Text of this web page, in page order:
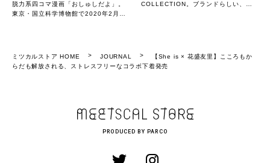
脱力系四コマ漫画「おしゅしだよ」。
東京・国立科学博物館で2020年2月24
の裏側を公開。 ＊2019年11月に公開
した記事を編集・再掲しています。商
COLLECTION。ブランドらしい、遊
ミツカルストア HOME JOURNAL
【She is × 花盛友里】こころもか
らだも解放される、ストレスフリーなコラボ下着発売
PRODUCED BY PARCO